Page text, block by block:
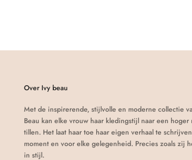
Over Ivy beau
Met de inspirerende, stijlvolle en moderne collectie
Beau kan elke vrouw haar kledingstijl naar een hoger
tillen. Het laat haar toe haar eigen verhaal te
moment en voor elke gelegenheid. Precies zoals zij
in stijl.